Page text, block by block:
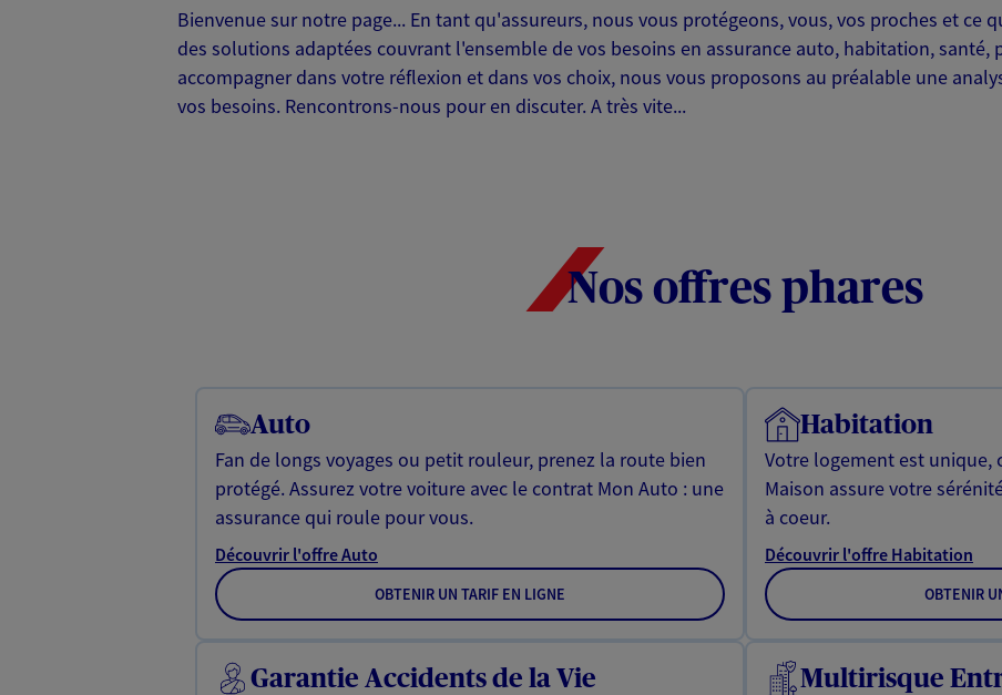
Bienvenue sur notre page... En tant qu'assureurs, nous vous protégeons, vous, vos proches et ce
des solutions adaptées couvrant l'ensemble de vos besoins en assurance auto, habitation, santé,
accompagner dans votre réflexion et dans vos choix, nous vous proposons au préalable une
vos besoins. Rencontrons-nous pour en discuter. A très vite...
Nos offres phares
Auto
Fan de longs voyages ou petit rouleur, prenez la route bien
protégé. Assurez votre voiture avec le contrat Mon Auto : une
assurance qui roule pour vous.
Découvrir l'offre Auto
OBTENIR UN TARIF EN LIGNE
Habitation
Votre logement est unique,
Maison assure votre
à coeur.
Découvrir l'offre Habitation
OBTENIR
Garantie Accidents de la Vie Multirisque